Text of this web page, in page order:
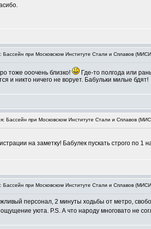
Бассейн при Московском Институте Стали и Сплавов
тоже ооочень близко!
Где-то полгода или
и никто ничего не ворует. Бабульки милые бдят!
Бассейн при Московском Институте Стали и Сплавов
на заметку! Бабулек пускать строго по 1
Бассейн при Московском Институте Стали и Сплавов
персонал, 2 минуты ходьбы от метро,
уюта. P.S. А что народу многовато не